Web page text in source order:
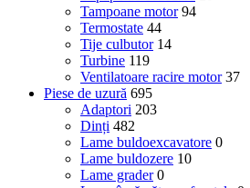
Tampoane motor 94
Termostate 44
Tije culbutor 14
Turbine 119
Ventilatoare racire motor 37
Piese de uzură 695
Adaptori 203
Dinți 482
Lame buldoexcavatore 0
Lame buldozere 10
Lame grader 0